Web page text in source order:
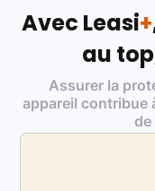
Avec Leasi+
au
Assurer la
appareil contribue
de